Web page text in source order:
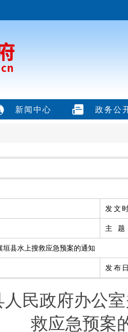
新闻中心 政务公
发文
主
县水上搜救应急预案的通知
发布
民政府办公
救应急预案